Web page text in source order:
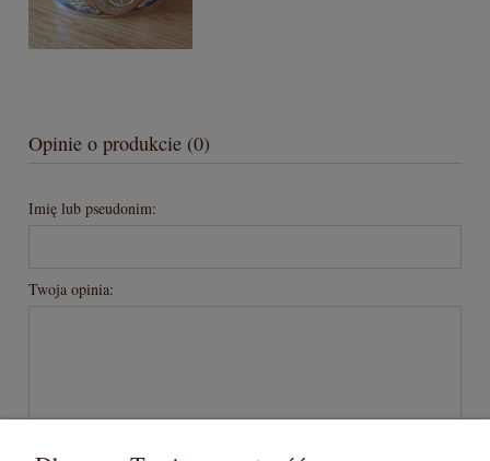
Opinie o produkcie (0)
Imię lub pseudonim:
Twoja opinia: